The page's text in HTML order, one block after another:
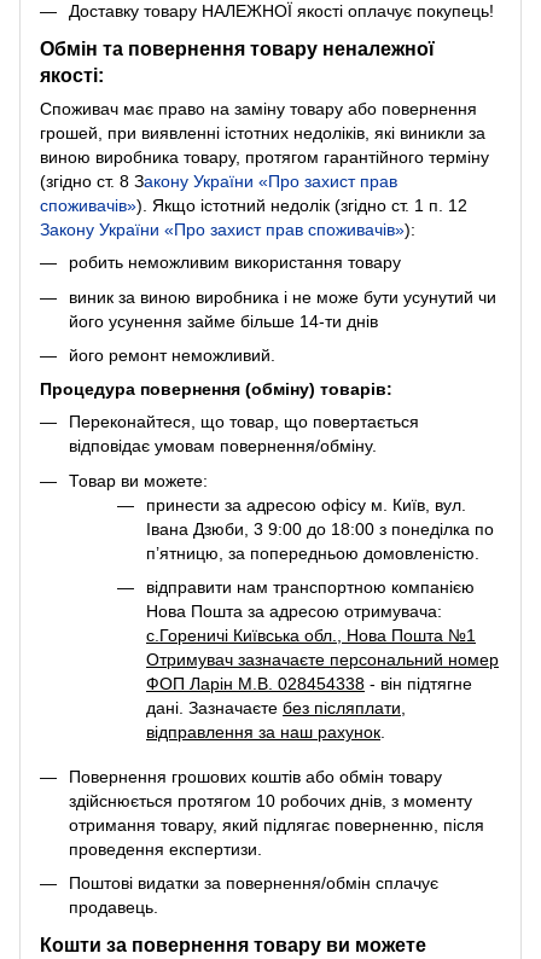
Доставку товару НАЛЕЖНОЇ якості оплачує покупець!
Обмін та повернення товару неналежної
якості:
Споживач має право на заміну товару або повернення
грошей, при виявленні істотних недоліків, які виникли за
виною виробника товару, протягом гарантійного терміну
(згідно ст. 8 Закону України «Про захист прав
споживачів»). Якщо істотний недолік (згідно ст. 1 п. 12
Закону України «Про захист прав споживачів»):
робить неможливим використання товару
виник за виною виробника і не може бути усунутий чи
його усунення займе більше 14-ти днів
його ремонт неможливий.
Процедура повернення (обміну) товарів:
Переконайтеся, що товар, що повертається
відповідає умовам повернення/обміну.
Товар ви можете:
принести за адресою офісу м. Київ, вул.
Івана Дзюби, 3 9:00 до 18:00 з понеділка по
п’ятницю, за попередньою домовленістю.
відправити нам транспортною компанією
Нова Пошта за адресою отримувача:
с.Гореничі Київська обл., Нова Пошта №1
Отримувач зазначаєте персональний номер
ФОП Ларін М.В. 028454338 - він підтягне
дані. Зазначаєте без післяплати,
відправлення за наш рахунок.
Повернення грошових коштів або обмін товару
здійснюється протягом 10 робочих днів, з моменту
отримання товару, який підлягає поверненню, після
проведення експертизи.
Поштові видатки за повернення/обмін сплачує
продавець.
Кошти за повернення товару ви можете